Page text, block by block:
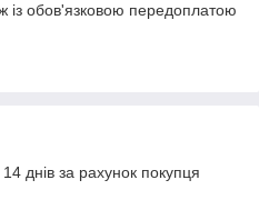
із обов'язковою передоплатою
днів за рахунок покупця